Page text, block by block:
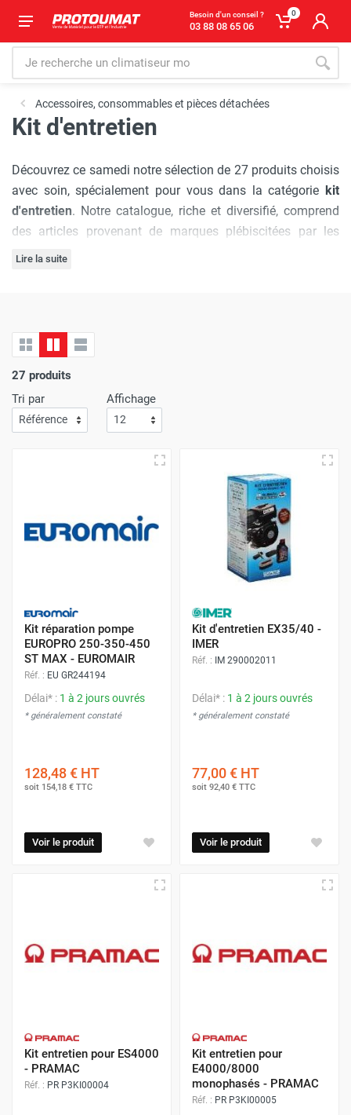
Besoin d'un conseil ?
03 88 08 65 06
0
Accessoires, consommables et pièces détachées
Kit d'entretien
Découvrez ce samedi notre sélection de 27 produits choisis
avec soin, spécialement pour vous dans la catégorie kit
d'entretien. Notre catalogue, riche et diversifié, comprend
des articles provenant de marques plébiscitées par les
professionnels :
expérience d'achat où chaque visite est synonyme
d'économie.L'efficacité de notre service de livraison est
une priorité absolue
rapidement et sans le moindre souci !
Avec Protoumat,bénéficiez d'un shopping qui allie à la
perfection des prix avantageux
et une livraison dont la rapidité vous surprendra
Lire la suite
27 produits
Tri par
Affichage
Kit réparation pompe
EUROPRO 250-350-450
ST MAX - EUROMAIR
Réf. : EU GR244194
Délai* : 1 à 2 jours ouvrés
* généralement constaté
128,48 € HT
soit 154,18 € TTC
Voir le produit
Kit d'entretien EX35/40 -
IMER
Réf. : IM 290002011
Délai* : 1 à 2 jours ouvrés
* généralement constaté
77,00 € HT
soit 92,40 € TTC
Voir le produit
Kit entretien pour ES4000
- PRAMAC
Réf. : PR P3KI00004
Kit entretien pour
E4000/8000
monophasés - PRAMAC
Réf. : PR P3KI00005